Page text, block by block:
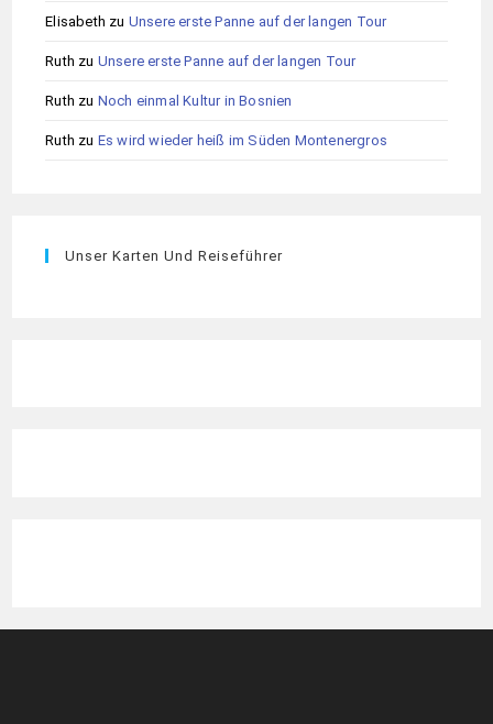
Elisabeth zu Unsere erste Panne auf der langen Tour
Ruth zu Unsere erste Panne auf der langen Tour
Ruth zu Noch einmal Kultur in Bosnien
Ruth zu Es wird wieder heiß im Süden Montenergros
Unser Karten Und Reiseführer